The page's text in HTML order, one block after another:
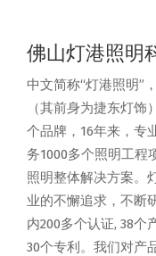
佛山灯港照明
中文简称“灯港照明”
（其前身为捷东灯
个品牌，16年来，专
务1000多个照明工程
照明整体解决方案。
业的不懈追求，不断
内200多个认证, 38个
30个专利。我们对产